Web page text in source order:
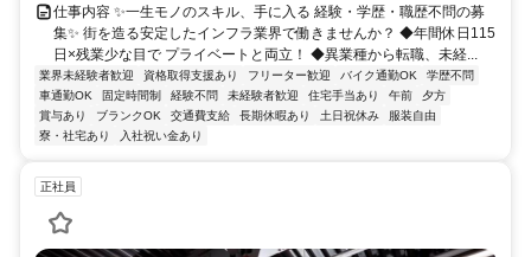
仕事内容 ✨一生モノのスキル、手に入る 経験・学歴・職歴不問の募
集✨ 街を造る安定したインフラ業界で働きませんか？ ◆年間休日115
日×残業少な目で プライベートと両立！ ◆異業種から転職、未経...
業界未経験者歓迎 資格取得支援あり フリーター歓迎 バイク通勤OK
学歴不問
車通勤OK
固定時間制 経験不問 未経験者歓迎 住宅手当あり 午前
夕方
賞与あり
ブランクOK 交通費支給 長期休暇あり 土日祝休み
服装自由
寮・社宅あり
入社祝い金あり
正社員